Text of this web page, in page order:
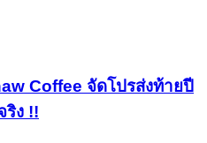
Coffee จัดโปรส่งท้ายปี
ง !!